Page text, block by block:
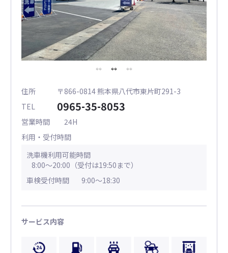
住所
〒866-0814 熊本県八代市東片町291-3
TEL
0965-35-8053
営業時間
24H
利用・受付時間
洗車機利用可能時間
8:00～20:00（受付は19:50まで）
車検受付時間
9:00～18:30
サービス内容